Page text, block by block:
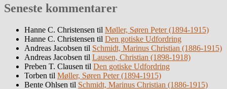
Seneste kommentarer
Hanne C. Christensen til Møller, Søren Peter (1894-1915)
Hanne C. Christensen til Den gotiske Udfordring
Andreas Jacobsen til Schmidt, Marinus Christian (1886-1915)
Andreas Jacobsen til Lausen, Christian (1898-1918)
Preben T. Clausen til Den gotiske Udfordring
Torben til Møller, Søren Peter (1894-1915)
Bente Ohlsen til Schmidt, Marinus Christian (1886-1915)